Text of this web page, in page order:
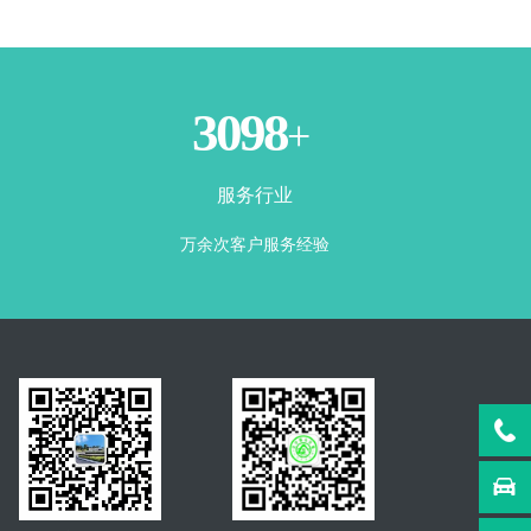
3500+
服务行业
万余次客户服务经验